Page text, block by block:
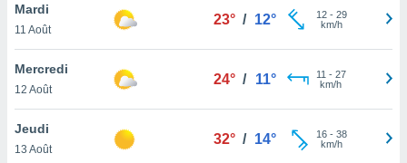
un
la
du
en
Mardi
11 Août
23° / 12° 12- 29
km/h
Mercredi
12 Août
24° / 11° 11 - 27
km/h
Jeudi
13 Août
32° / 14° 16- 38
km/h